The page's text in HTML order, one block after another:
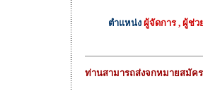
ตำแหน่ง ผู้จัดการ , ผู้ช่ว
ท่านสามารถส่งจกหมายสมัคร